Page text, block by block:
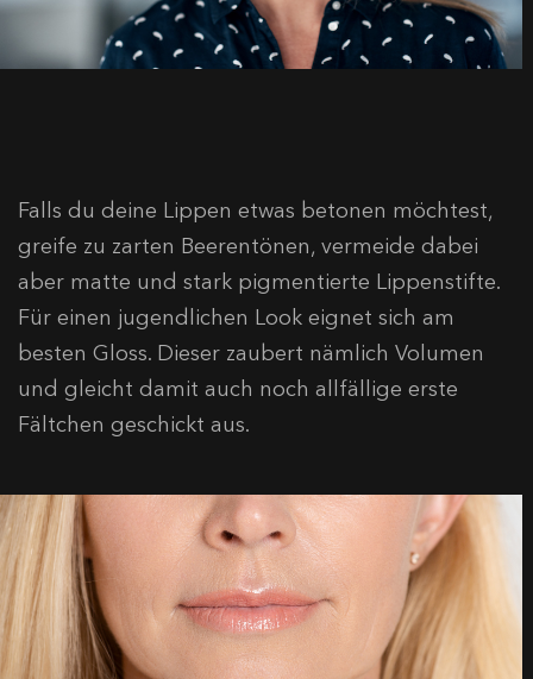
Falls du deine Lippen etwas betonen möchtest,
greife zu zarten Beerentönen, vermeide dabei
aber matte und stark pigmentierte Lippenstifte.
Für einen jugendlichen Look eignet sich am
besten Gloss. Dieser zaubert nämlich Volumen
und gleicht damit auch noch allfällige erste
Fältchen geschickt aus.